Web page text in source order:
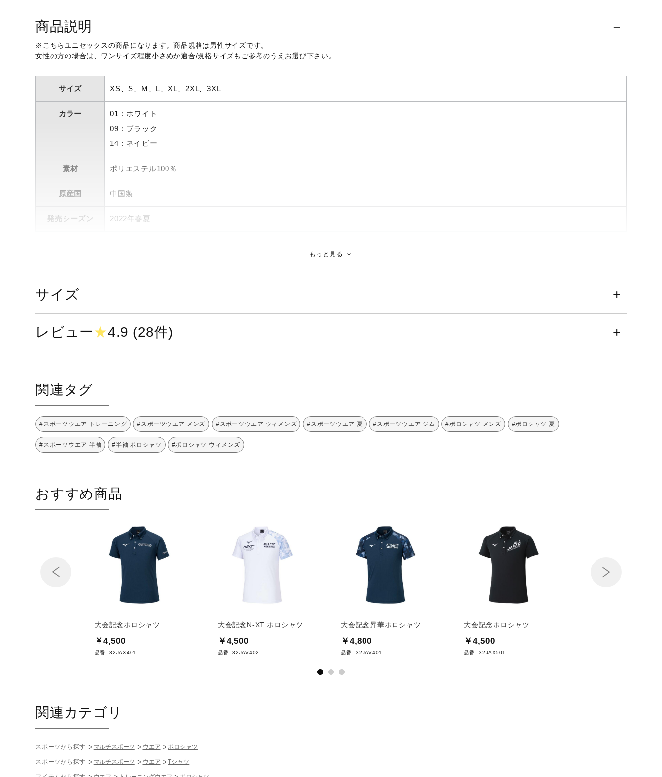
その他
商品説明
※こちらユニセックスの商品になります。商品規格は男性サイズです。
女性の方の場合は、ワンサイズ程度小さめか適合/規格サイズもご参考のうえお選び下さい。
サイズ XS、S、M、L、XL、2XL、3XL
カラー
01：ホワイト
09：ブラック
14：ネイビー
素材 ポリエステル100％
原産国 中国製
発売シーズン 2022年春夏
サイズ
レビュー★4.9 (28件)
関連タグ
#スポーツウエア トレーニング #スポーツウエア メンズ #スポーツウエア ウィメンズ #スポーツウエア 夏 #スポーツウエア ジム #ポロシャツ メンズ #ポロシャツ 夏
#スポーツウエア 半袖 #半袖 ポロシャツ #ポロシャツ ウィメンズ
おすすめ商品
大会記念ポロシャツ
￥4,500
品番: 32JAX401
大会記念N-XT ポロシャツ
￥4,500
品番: 32JAV402
大会記念昇華ポロシャツ
￥4,800
品番: 32JAV401
大会記念ポロシャツ
￥4,500
品番: 32JAX501
関連カテゴリ
スポーツから探す マルチスポーツ ウエア ポロシャツ
スポーツから探す マルチスポーツ ウエア Tシャツ